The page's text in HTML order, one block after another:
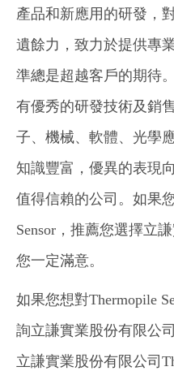
產品和新應用的研發，
遺餘力，致力於提供專
準總是超越客戶的期待
有優秀的研發技術及銷
子、機械、軟體、光學
知識豐富，優異的表現
值得信賴的公司。如果
Sensor，推薦您選擇立
您一定滿意。
如果您想對Thermopile
詢立謙實業股份有限公司
立謙實業股份有限公司